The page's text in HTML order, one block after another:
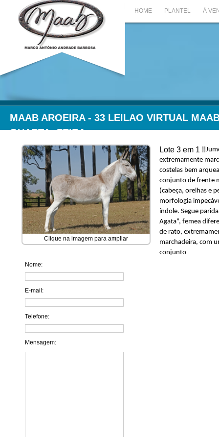
HOME PLANTEL À
MAAB AROEIRA - 33 LEILAO VIRTUAL
QUARTA- FEIRA
Clique na imagem para ampliar
Nome:
E-mail:
Telefone:
Mensagem:
Lote 3 em 1 !!
extremamente
costelas bem
conjunto de frente
(cabeça, orelhas e
morfologia
índole. Segue
Agata”, femea
de rato,
marchadeira, com
conjunto